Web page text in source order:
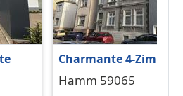
Charmante 4-Zimmer-
Wohnung mit
Hamm 59065